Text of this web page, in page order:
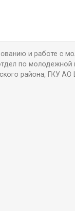
и работе с
по молодежной
района, ГКУ